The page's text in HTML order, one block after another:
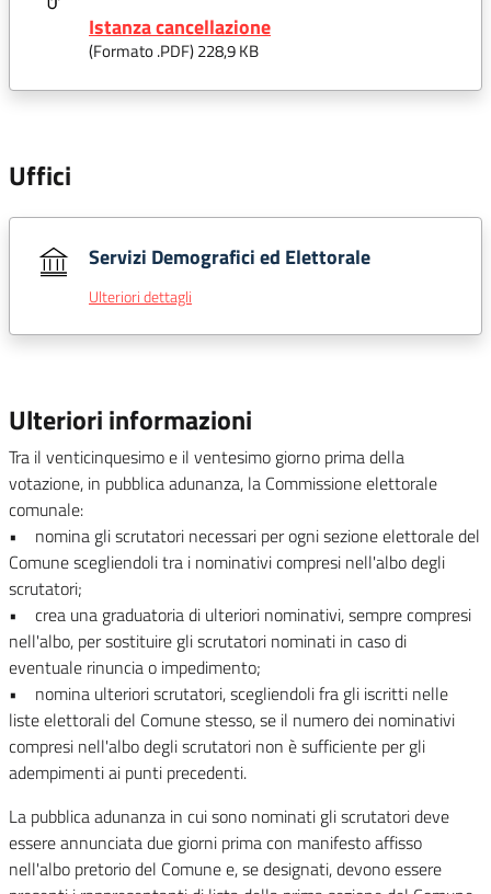
Istanza cancellazione
(Formato .PDF) 228,9 KB
Uffici
Servizi Demografici ed Elettorale
Ulteriori dettagli
Ulteriori informazioni
Tra il venticinquesimo e il ventesimo giorno prima della
votazione, in pubblica adunanza, la Commissione elettorale
comunale:
• nomina gli scrutatori necessari per ogni sezione elettorale del
Comune scegliendoli tra i nominativi compresi nell'albo degli
scrutatori;
• crea una graduatoria di ulteriori nominativi, sempre compresi
nell'albo, per sostituire gli scrutatori nominati in caso di
eventuale rinuncia o impedimento;
• nomina ulteriori scrutatori, scegliendoli fra gli iscritti nelle
liste elettorali del Comune stesso, se il numero dei nominativi
compresi nell'albo degli scrutatori non è sufficiente per gli
adempimenti ai punti precedenti.
La pubblica adunanza in cui sono nominati gli scrutatori deve
essere annunciata due giorni prima con manifesto affisso
nell'albo pretorio del Comune e, se designati, devono essere